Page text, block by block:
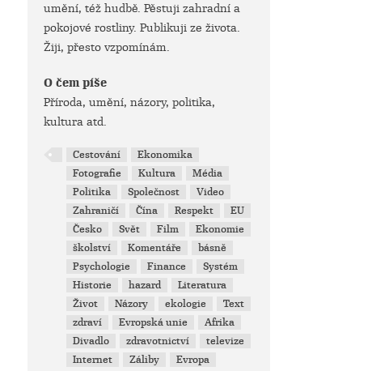
umění, též hudbě. Pěstuji zahradní a
pokojové rostliny. Publikuji ze života.
Žiji, přesto vzpomínám.
O čem píše
Příroda, umění, názory, politika,
kultura atd.
Cestování
Ekonomika
Fotografie
Kultura
Média
Politika
Společnost
Video
Zahraničí
Čína Respekt
EU
Česko
Svět Film
Ekonomie
školství
Komentáře
básně
Psychologie
Finance
Systém
Historie
hazard
Literatura
Život
Názory ekologie
Text
zdraví
Evropská unie
Afrika
Divadlo
zdravotnictví
televize
Internet
Záliby
Evropa